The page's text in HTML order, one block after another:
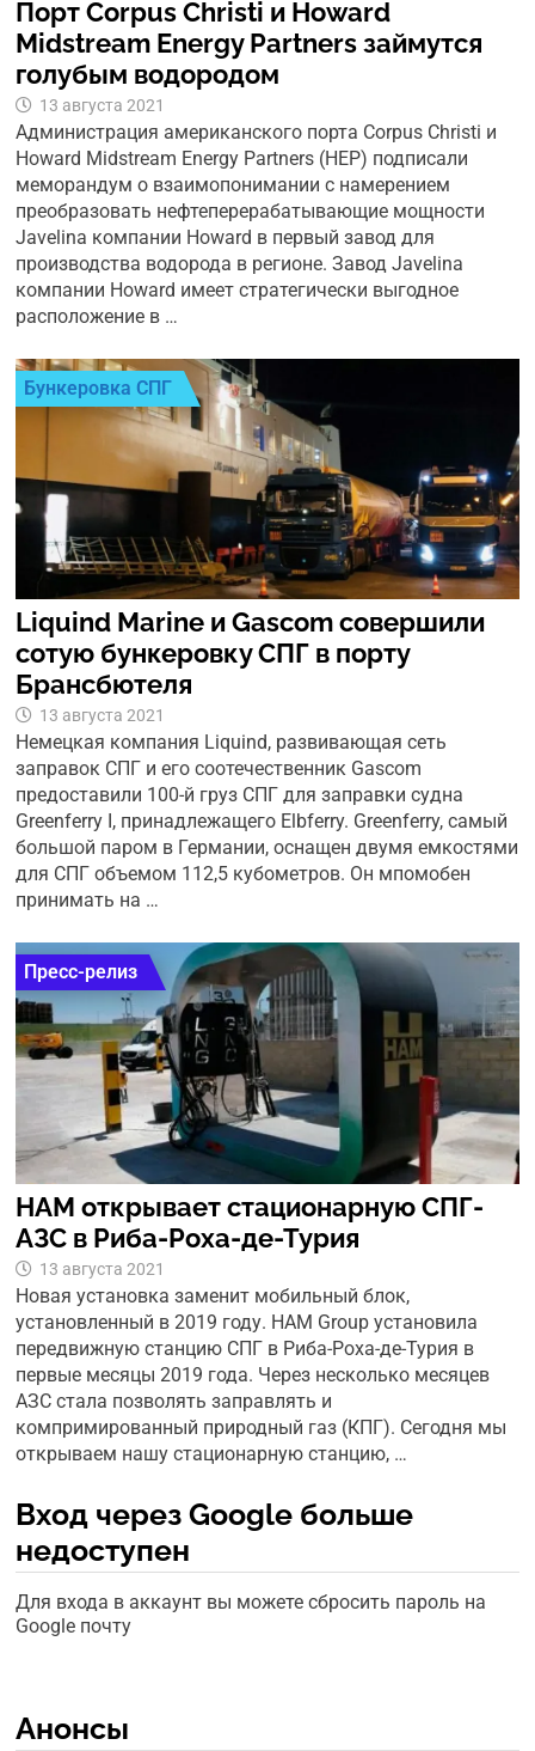
Порт Corpus Christi и Howard
Midstream Energy Partners займутся
голубым водородом
13 августа 2021
Администрация американского порта Corpus Christi и
Howard Midstream Energy Partners (HEP) подписали
меморандум о взаимопонимании с намерением
преобразовать нефтеперерабатывающие мощности
Javelina компании Howard в первый завод для
производства водорода в регионе. Завод Javelina
компании Howard имеет стратегически выгодное
расположение в …
Бункеровка СПГ
Liquind Marine и Gascom совершили
сотую бункеровку СПГ в порту
Брансбютеля
13 августа 2021
Немецкая компания Liquind, развивающая сеть
заправок СПГ и его соотечественник Gascom
предоставили 100-й груз СПГ для заправки судна
Greenferry I, принадлежащего Elbferry. Greenferry, самый
большой паром в Германии, оснащен двумя емкостями
для СПГ объемом 112,5 кубометров. Он мпомобен
принимать на …
Пресс-релиз
HAM открывает стационарную СПГ-
АЗС в Риба-Роха-де-Турия
13 августа 2021
Новая установка заменит мобильный блок,
установленный в 2019 году. HAM Group установила
передвижную станцию СПГ в Риба-Роха-де-Турия в
первые месяцы 2019 года. Через несколько месяцев
АЗС стала позволять заправлять и
компримированный природный газ (КПГ). Сегодня мы
открываем нашу стационарную станцию, …
Вход через Google больше
недоступен
Для входа в аккаунт вы можете сбросить пароль на
Google почту
Анонсы